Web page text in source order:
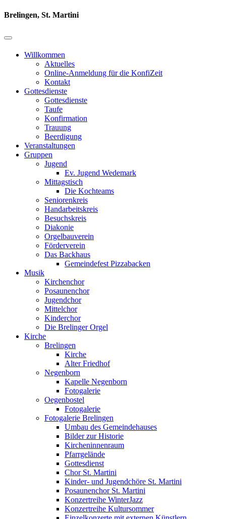
Brelingen, St. Martini
Willkommen
Aktuelles
Online-Anmeldung für die KonfiZeit
Kontakt
Gottesdienste
Gottesdienste
Taufe
Konfirmation
Trauung
Beerdigung
Veranstaltungen
Gruppen
Jugend
Ev. Jugend Wedemark
Mittagstisch
Die Kochteams
Seniorenkreis
Handarbeitskreis
Besuchskreis
Diakonie
Orgelbauverein
Förderverein
Das Backhaus
Gemeindefest Pizzabacken
Musik
Kirchenchor
Posaunenchor
Jugendchor
Mittelchor
Kinderchor
Die Brelinger Orgel
Kirche
Brelingen
Kirche
Alter Friedhof
Negenborn
Kapelle Negenborn
Fotogalerie
Oegenbostel
Fotogalerie
Fotogalerie Brelingen
Umbau des Gemeindehauses
Bilder zur Historie
Kircheninnenraum
Pfarrgelände
Gottesdienst
Chor St. Martini
Kinder- und Jugendchöre St. Martini
Posaunenchor St. Martini
Konzertreihe WinterJazz
Konzertreihe Kultursommer